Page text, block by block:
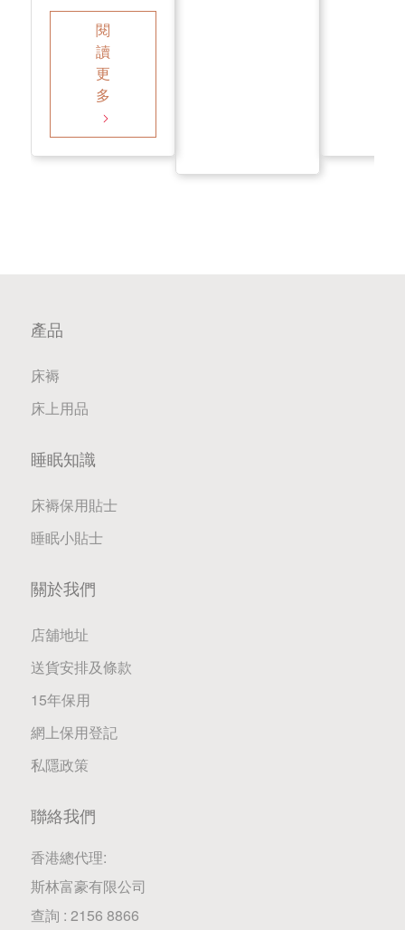
閱
讀
更
多
產品
床褥
床上用品
睡眠知識
床褥保用貼士
睡眠小貼士
關於我們
店舖地址
送貨安排及條款
15年保用
網上保用登記
私隱政策
聯絡我們
香港總代理:
斯林富豪有限公司
查詢 : 2156 8866